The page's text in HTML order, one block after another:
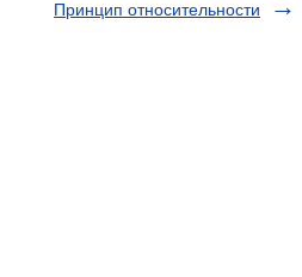
Принцип относительности